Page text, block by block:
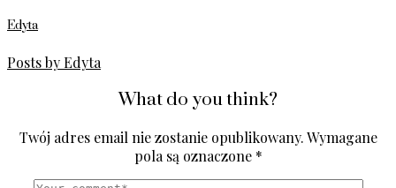
Edyta
Posts by Edyta
What do you think?
Twój adres email nie zostanie opublikowany.Wymagane
pola są oznaczone *